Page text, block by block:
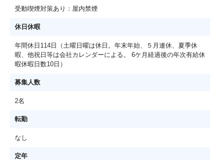
受動喫煙対策あり：屋内禁煙
休日休暇
年間休日114日（土曜日曜は休日。年末年始、５月連休、夏季休
暇、他祝日等は会社カレンダーによる。 6ケ月経過後の年次有給休
暇休暇日数10日）
募集人数
2名
転勤
なし
定年